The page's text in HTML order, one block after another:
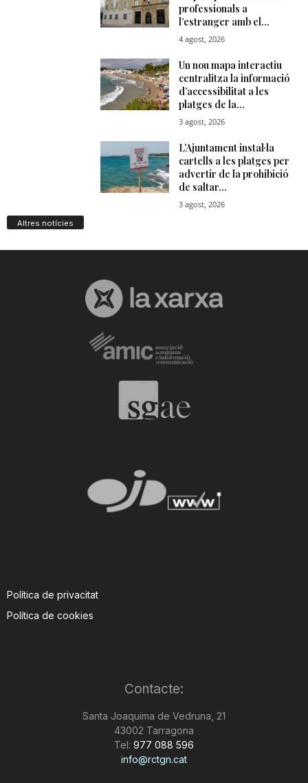
Altres notícies
Política de privacitat
Política de cookies
Contacte:
Santa Joaquima de Vedruna, 21
43002 Tarragona
Tel: 977 088 596
info@rctgn.cat